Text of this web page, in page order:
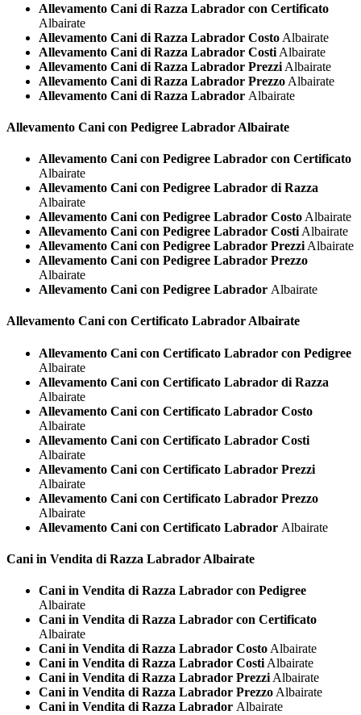
Allevamento Cani di Razza Labrador con Certificato
Albairate
Allevamento Cani di Razza Labrador Costo Albairate
Allevamento Cani di Razza Labrador Costi Albairate
Allevamento Cani di Razza Labrador Prezzi Albairate
Allevamento Cani di Razza Labrador Prezzo Albairate
Allevamento Cani di Razza Labrador Albairate
Allevamento Cani con Pedigree Labrador Albairate
Allevamento Cani con Pedigree Labrador con Certificato
Albairate
Allevamento Cani con Pedigree Labrador di Razza
Albairate
Allevamento Cani con Pedigree Labrador Costo Albairate
Allevamento Cani con Pedigree Labrador Costi Albairate
Allevamento Cani con Pedigree Labrador Prezzi Albairate
Allevamento Cani con Pedigree Labrador Prezzo
Albairate
Allevamento Cani con Pedigree Labrador Albairate
Allevamento Cani con Certificato Labrador Albairate
Allevamento Cani con Certificato Labrador con Pedigree
Albairate
Allevamento Cani con Certificato Labrador di Razza
Albairate
Allevamento Cani con Certificato Labrador Costo
Albairate
Allevamento Cani con Certificato Labrador Costi
Albairate
Allevamento Cani con Certificato Labrador Prezzi
Albairate
Allevamento Cani con Certificato Labrador Prezzo
Albairate
Allevamento Cani con Certificato Labrador Albairate
Cani in Vendita di Razza Labrador Albairate
Cani in Vendita di Razza Labrador con Pedigree
Albairate
Cani in Vendita di Razza Labrador con Certificato
Albairate
Cani in Vendita di Razza Labrador Costo Albairate
Cani in Vendita di Razza Labrador Costi Albairate
Cani in Vendita di Razza Labrador Prezzi Albairate
Cani in Vendita di Razza Labrador Prezzo Albairate
Cani in Vendita di Razza Labrador Albairate